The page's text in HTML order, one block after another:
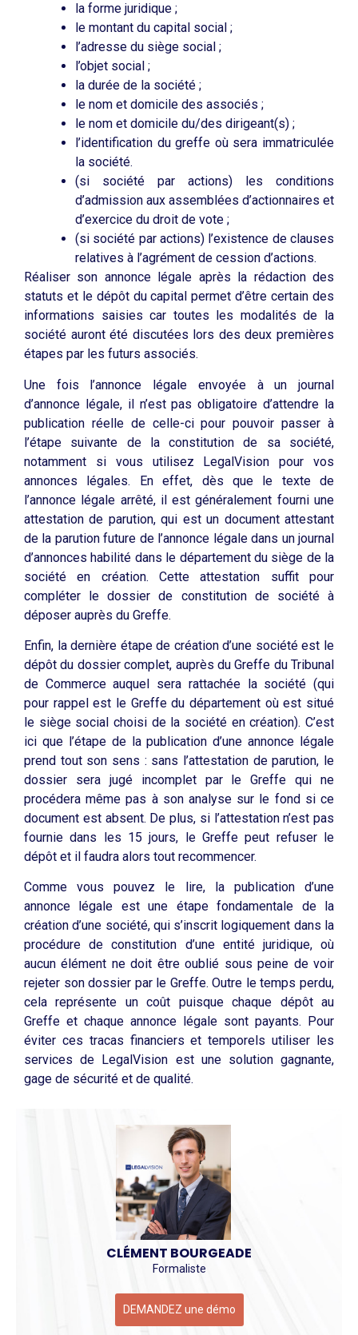
la forme juridique ;
le montant du capital social ;
l’adresse du siège social ;
l’objet social ;
la durée de la société ;
le nom et domicile des associés ;
le nom et domicile du/des dirigeant(s) ;
l’identification du greffe où sera immatriculée
la société.
(si société par actions) les conditions
d’admission aux assemblées d’actionnaires et
d’exercice du droit de vote ;
(si société par actions) l’existence de clauses
relatives à l’agrément de cession d’actions.
Réaliser son annonce légale après la rédaction des
statuts et le dépôt du capital permet d’être certain des
informations saisies car toutes les modalités de la
société auront été discutées lors des deux premières
étapes par les futurs associés.
Une fois l’annonce légale envoyée à un journal
d’annonce légale, il n’est pas obligatoire d’attendre la
publication réelle de celle-ci pour pouvoir passer à
l’étape suivante de la constitution de sa société,
notamment si vous utilisez LegalVision pour vos
annonces légales. En effet, dès que le texte de
l’annonce légale arrêté, il est généralement fourni une
attestation de parution, qui est un document attestant
de la parution future de l’annonce légale dans un journal
d’annonces habilité dans le département du siège de la
société en création. Cette attestation suffit pour
compléter le dossier de constitution de société à
déposer auprès du Greffe.
Enfin, la dernière étape de création d’une société est le
dépôt du dossier complet, auprès du Greffe du Tribunal
de Commerce auquel sera rattachée la société (qui
pour rappel est le Greffe du département où est situé
le siège social choisi de la société en création). C’est
ici que l’étape de la publication d’une annonce légale
prend tout son sens : sans l’attestation de parution, le
dossier sera jugé incomplet par le Greffe qui ne
procédera même pas à son analyse sur le fond si ce
document est absent. De plus, si l’attestation n’est pas
fournie dans les 15 jours, le Greffe peut refuser le
dépôt et il faudra alors tout recommencer.
Comme vous pouvez le lire, la publication d’une
annonce légale est une étape fondamentale de la
création d’une société, qui s’inscrit logiquement dans la
procédure de constitution d’une entité juridique, où
aucun élément ne doit être oublié sous peine de voir
rejeter son dossier par le Greffe. Outre le temps perdu,
cela représente un coût puisque chaque dépôt au
Greffe et chaque annonce légale sont payants. Pour
éviter ces tracas financiers et temporels utiliser les
services de LegalVision est une solution gagnante,
gage de sécurité et de qualité.
CLÉMENT BOURGEADE
Formaliste
DEMANDEZ une démo